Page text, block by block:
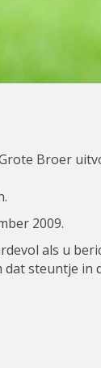
Broer
2009.
als u
steuntje in